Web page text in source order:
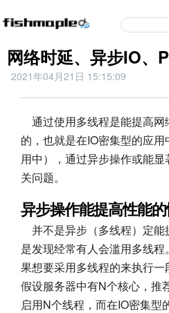
网络时延、异步IO、
2021年04月21日 15:15:09
通过使用多线程是能提高网
的，也就是在IO密集型的应
用中），通过异步操作或能
关问题。
异步操作能提高性能
并不是异步（多线程）定能
是发现经常有人会滥用多线
果想要采用多线程的来执行一
假设服务器中有N个核心，推
启用N个线程，而在IO密集型